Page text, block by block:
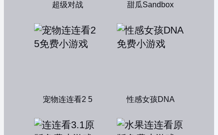
超级对战 甜瓜Sandbox
宠物连连看2 5 性感女孩DNA